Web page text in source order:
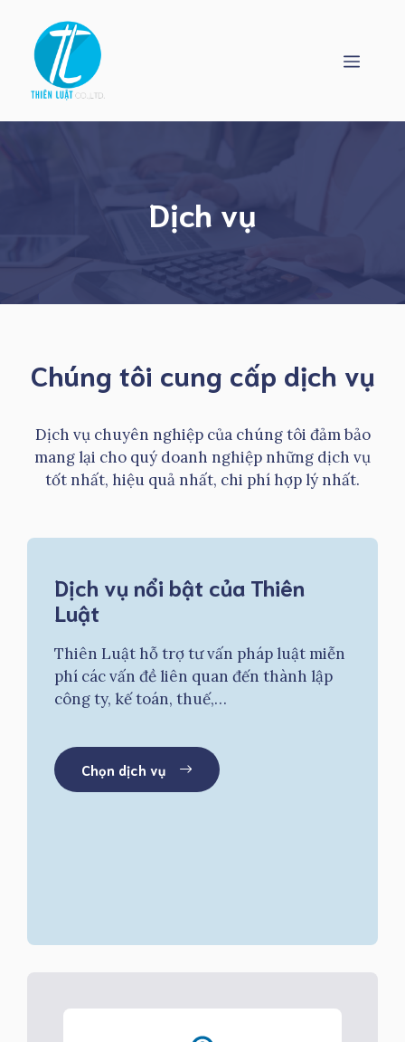
content
Menu
Dịch vụ
Chúng tôi cung cấp dịch vụ
Dịch vụ chuyên nghiệp của chúng tôi đảm bảo
mang lại cho quý doanh nghiệp những dịch vụ
tốt nhất, hiệu quả nhất, chi phí hợp lý nhất.
Dịch vụ nổi bật của Thiên
Luật
Thiên Luật hỗ trợ tư vấn pháp luật miễn
phí các vấn đề liên quan đến thành lập
công ty, kế toán, thuế,…
Chọn dịch vụ